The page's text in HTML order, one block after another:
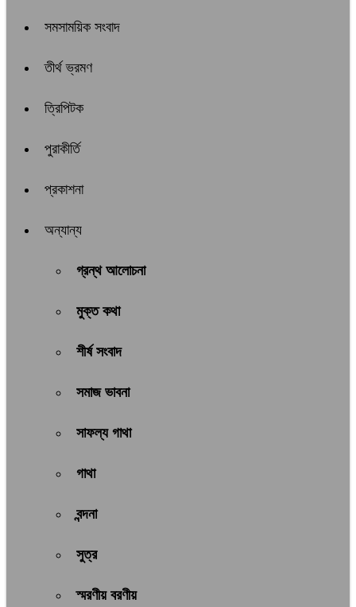
সমসাময়িক সংবাদ
তীর্থ ভ্রমণ
ত্রিপিটক
পুরাকীর্তি
প্রকাশনা
অন্যান্য
গ্রন্থ আলোচনা
মুক্ত কথা
শীর্ষ সংবাদ
সমাজ ভাবনা
সাফল্য গাথা
গাথা
বন্দনা
সুত্র
স্মরণীয় বরণীয়